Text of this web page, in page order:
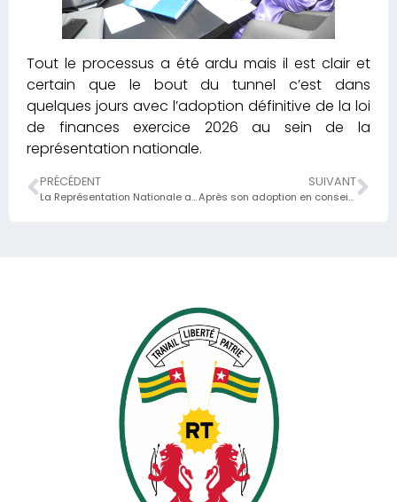
Tout le processus a été ardu mais il est clair et
certain que le bout du tunnel c’est dans
quelques jours avec l’adoption définitive de la loi
de finances exercice 2026 au sein de la
représentation nationale.
PRÉCÉDENT
La Représentation Nationale approuve le projet de loi de finances rectificatives 2025
SUIVANT
Après son adoption en conseil des ministres puis au parlement, la loi de finances rectificative vient de connaître son adoption au Sénat conformément aux exigences constitutionnelles du 06 mai 2024 instaurant la cinquième République